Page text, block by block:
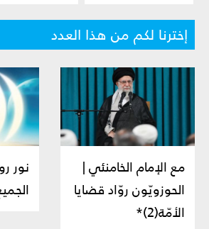
إخترنا لكم من هذا العدد
مع الإمام الخامنئي |
الحوزويّون روّاد قضايا
الأمّة(2)*
نور